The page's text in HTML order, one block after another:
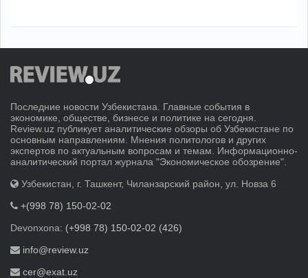
Последние новости Узбекистана. Главные события в
экономике, обществе, бизнесе и политике на сегодня.
Review.uz публикует аналитические обзоры об Узбекистане по
основным направлениям. Мнения политологов и других
экспертов по актуальным вопросам и темам. Информационно-
аналитический портал журнала "Экономическое обозрение".
Узбекистан, г. Ташкент, Чиланзарский район, ул. Новза 6
+(998 78) 150-02-02
Devonxona: (+998 78) 150-02-02 (426)
info@review.uz
cer@exat.uz